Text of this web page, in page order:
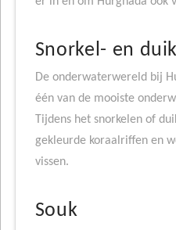
Snorkel- en
De onderwaterwereld bij
één van de mooiste
Tijdens het snorkelen of
gekleurde koraalriffen en
vissen.
Souk